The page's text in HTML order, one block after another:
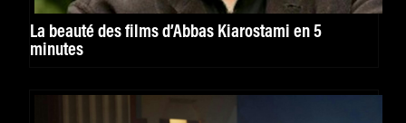
La beauté des films d’Abbas Kiarostami en 5
minutes